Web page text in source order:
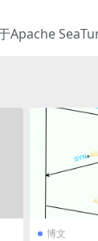
Apache
博文